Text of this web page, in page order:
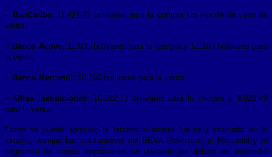
– BanCaribe: 11.421,21 bolívares para la compra sin reporte de valor de
venta.
– Banco Activo: 11.900 bolívares para la compra y 12.100 bolívares para
la venta.
– Banco Mercantil: 10.250 bolívares para la venta.
– Otras Instituciones: 10.022,73 bolívares para la compra y 9.929,49
para la venta.
Como se puede apreciar, la tendencia alcista fue muy marcada en la
jornada, aunque las cotizaciones del BBVA Provincial, el Mercantil y el
segmento de menos operaciones se ubicaron por debajo del promedio